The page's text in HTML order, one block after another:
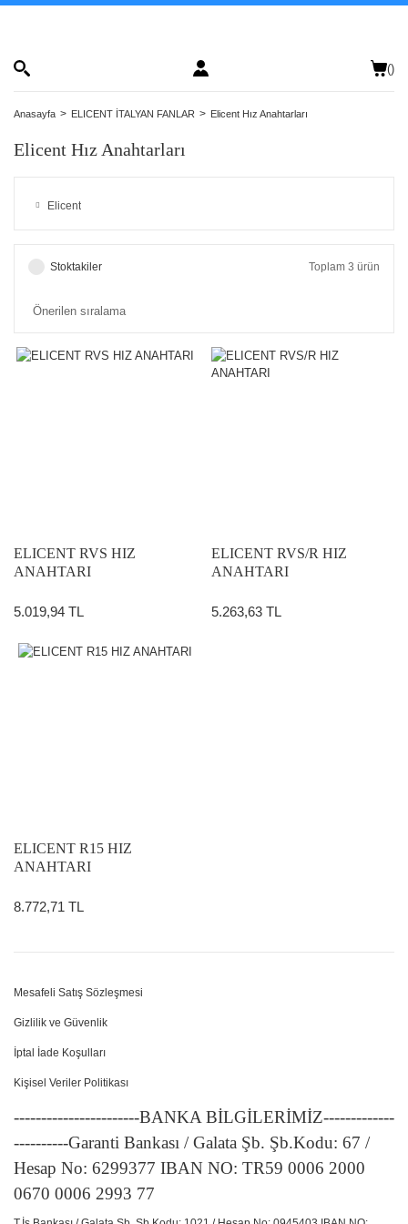
()
Anasayfa ELICENT İTALYAN FANLAR Elicent Hız Anahtarları
Elicent Hız Anahtarları
Elicent
Stoktakiler Toplam 3 ürün
ELICENT RVS HIZ
ANAHTARI
5.019,94 TL
ELICENT RVS/R HIZ
ANAHTARI
5.263,63 TL
ELICENT R15 HIZ
ANAHTARI
8.772,71 TL
Mesafeli Satış Sözleşmesi
Gizlilik ve Güvenlik
İptal İade Koşulları
Kişisel Veriler Politikası
-----------------------BANKA BİLGİLERİMİZ-------------
----------Garanti Bankası / Galata Şb. Şb.Kodu: 67 /
Hesap No: 6299377 IBAN NO: TR59 0006 2000
0670 0006 2993 77